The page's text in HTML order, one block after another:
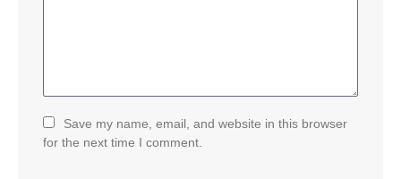
Save my name, email, and website in this browser
for the next time I comment.